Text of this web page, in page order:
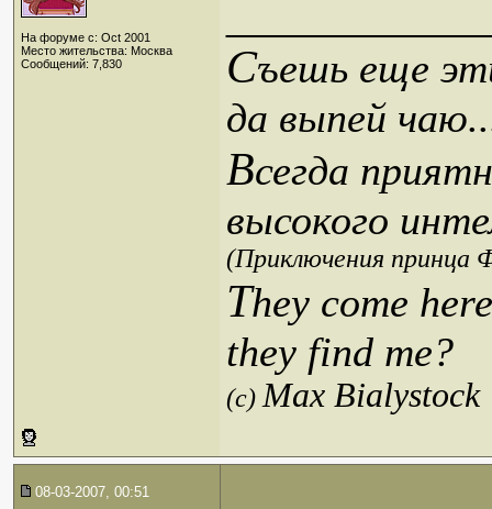
На форуме с: Oct 2001
Место жительства: Москва
Сообщений: 7,830
Съешь еще
да выпей
Всегда
высокого
(Приключения принца
They come
they find me?
(c)Max Bialystock
08-03-2007, 00:51